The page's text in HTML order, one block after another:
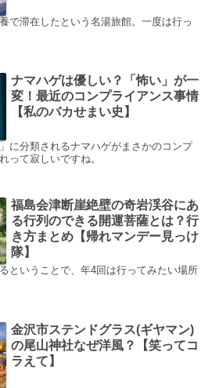
で滞在したという名湯旅館。一度は行っ
ナマハゲは優しい？「怖い」が一
変！最近のコンプライアンス事情
【私のバカせまい史】
に分類されるナマハゲがまさかのコンプ
って寂しいですね。
福島会津断崖絶壁の奇岩渓谷にあ
る行列のできる開運菩薩とは？行
き方まとめ【帰れマンデー見っけ
隊】
ということで、年4回は行ってみたい場所
金沢市ステンドグラス(ギヤマン)
の尾山神社なぜ洋風？【笑ってコ
ラえて】